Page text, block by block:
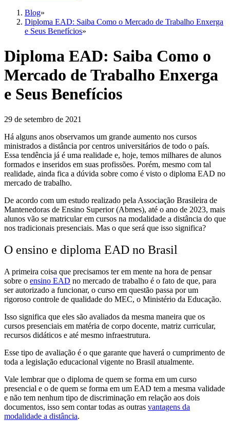
Blog»
Diploma EAD: Saiba Como o Mercado de Trabalho Enxerga
e Seus Benefícios»
Diploma EAD: Saiba Como o
Mercado de Trabalho Enxerga
e Seus Benefícios
29 de setembro de 2021
Há alguns anos observamos um grande aumento nos cursos
ministrados a distância por centros universitários de todo o país.
Essa tendência já é uma realidade e, hoje, temos milhares de alunos
formados e inseridos em suas profissões. Porém, mesmo com tal
realidade, ainda fica a dúvida sobre como é visto o diploma EAD no
mercado de trabalho.
De acordo com um estudo realizado pela Associação Brasileira de
Mantenedoras de Ensino Superior (Abmes), até o ano de 2023, mais
alunos vão se matricular em cursos na modalidade a distância do que
nos tradicionais presenciais. Mas o que será que isso significa?
O ensino e diploma EAD no Brasil
A primeira coisa que precisamos ter em mente na hora de pensar
sobre o ensino EAD no mercado de trabalho é o fato de que, para
ser autorizado a funcionar, o curso em questão passa por um
rigoroso controle de qualidade do MEC, o Ministério da Educação.
Isso significa que eles são avaliados da mesma maneira que os
cursos presenciais em matéria de corpo docente, matriz curricular,
recursos didáticos e até mesmo infraestrutura.
Esse tipo de avaliação é o que garante que haverá o cumprimento de
toda a legislação educacional vigente no Brasil atualmente.
Vale lembrar que o diploma de quem se forma em um curso
presencial e o de quem se forma em um EAD tem a mesma validade
e não tem nenhum tipo de discriminação em relação aos dois
documentos, isso sem contar todas as outras vantagens da
modalidade a distância.